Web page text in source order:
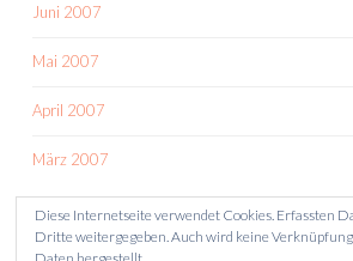
Juni 2007
Mai 2007
April 2007
März 2007
Diese Internetseite verwendet Cookies. Erfassten
Dritte weitergegeben. Auch wird keine